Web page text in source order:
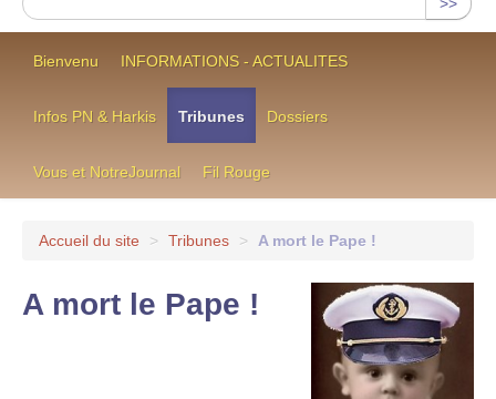
Bienvenu INFORMATIONS - ACTUALITES
Infos PN & Harkis Tribunes Dossiers
Vous et NotreJournal Fil Rouge
Accueil du site > Tribunes > A mort le Pape !
A mort le Pape !